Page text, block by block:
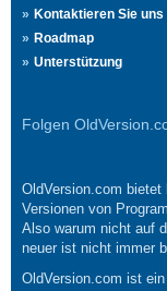
Kontaktieren Sie uns
Roadmap
Unterstützung
Folgen
OldVersion.com
Versionen von
Also warum nicht auf
neuer ist nicht immer
OldVersion.com ist